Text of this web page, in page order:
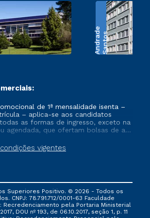
S
a
n
t
o
s
A
n
d
r
a
d
e
vigentes
de 1ª mensalidade isenta –
– aplica-se aos candidatos
as formas de ingresso, exceto na
agendada, que ofertam bolsas de até
não tenham efetivado e/ou não
ou trancado sua matrícula em uma
e outros programas governamentais, e
com nenhuma outra campanha
Superiores Positivo. © 2026 - Todos os
CNPJ: 78.791.712/0001-63 Faculdade
Recredenciamento pela Portaria Ministerial
DOU nº 193, de 06.10.2017, seção 1, p. 11